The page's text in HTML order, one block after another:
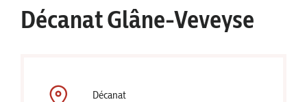
Décanat Glâne-Veveyse
Décanat